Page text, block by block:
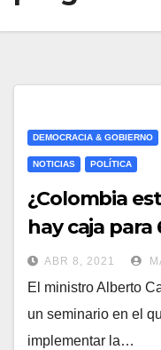
DEMOCRACIA & GOBIERNO
NOTICIAS POLÍTICA
¿Colombia
hay caja para
ABR 8, 2021
El ministro Alberto
un seminario en el
implementar la…